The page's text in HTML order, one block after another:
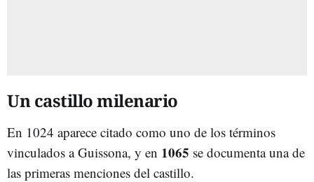
Un castillo milenario
En 1024 aparece citado como uno de los términos
vinculados a Guissona, y en 1065 se documenta una de
las primeras menciones del castillo.